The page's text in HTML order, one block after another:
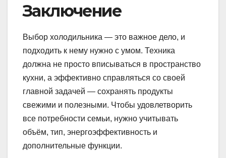
Заключение
Выбор холодильника — это важное дело, и
подходить к нему нужно с умом. Техника
должна не просто вписываться в пространство
кухни, а эффективно справляться со своей
главной задачей — сохранять продукты
свежими и полезными. Чтобы удовлетворить
все потребности семьи, нужно учитывать
объём, тип, энергоэффективность и
дополнительные функции.